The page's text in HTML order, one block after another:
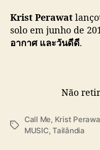
Krist Perawat
solo em junho de
อากาศ และวันดีดี.
Não
T
Call Me, Krist
MUSIC,Tailândia